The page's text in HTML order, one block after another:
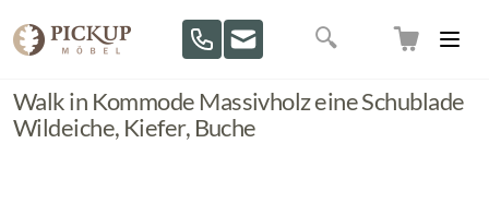
Suche
Walk in Kommode Massivholz eine Schublade
Wildeiche, Kiefer, Buche